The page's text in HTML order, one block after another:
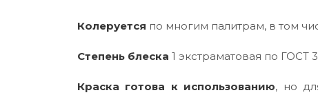
Колеруется по многим палитрам, в том
Степень блеска 1 экстраматовая по ГОСТ
Краска готова к использованию, но